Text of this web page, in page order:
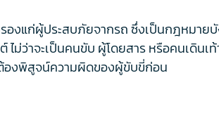
แก่ผู้ประสบภัยจากรถ ซึ่งเป็นกฎหมายบั
าจะเป็นคนขับ ผู้โดยสาร หรือคนเดินเท้
องพิสูจน์ความผิดของผู้ขับขี่ก่อน